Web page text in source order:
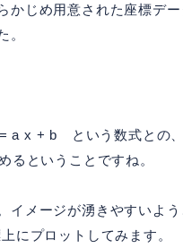
かじめ用意された座標デ
。
a x + b という数式との
るということですね。
イメージが湧きやすいよ
にプロットしてみます。